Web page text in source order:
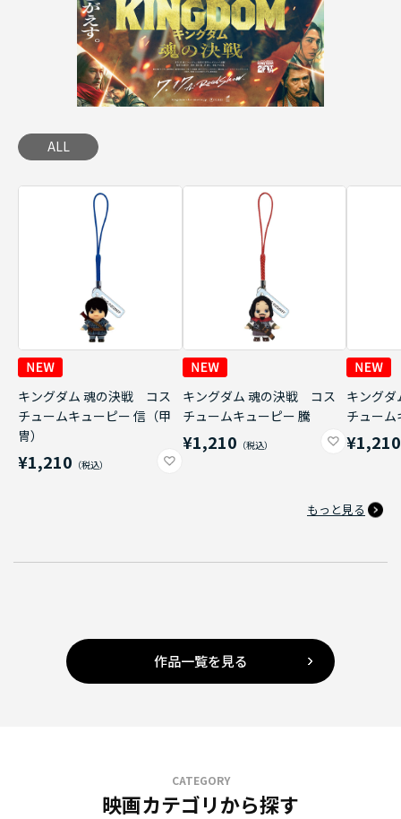
ALL
キングダム 魂の決戦 コス
チュームキューピー 信（甲
冑）
¥1,210
キングダム 魂の決戦 コス
チュームキューピー 騰
¥1,210
キング
チューム
¥1,210
もっと見る
作品一覧を見る
CATEGORY
映画カテゴリから探す